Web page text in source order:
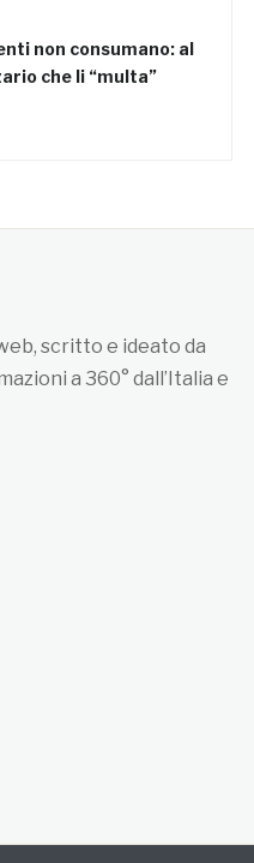
non consumano: al
che li “multa”
scritto e ideato da
a 360° dall’Italia e